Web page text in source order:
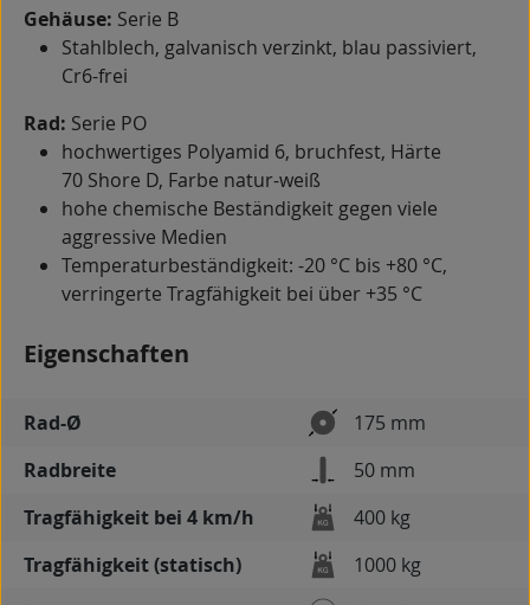
Gehäuse: Serie B
Stahlblech, galvanisch verzinkt, blau passiviert,
Cr6-frei
Rad: Serie PO
hochwertiges Polyamid 6, bruchfest, Härte
70 Shore D, Farbe natur-weiß
hohe chemische Beständigkeit gegen viele
aggressive Medien
Temperaturbeständigkeit: -20 °C bis +80 °C,
verringerte Tragfähigkeit bei über +35 °C
Eigenschaften
Rad-Ø
175 mm
Radbreite
50 mm
Tragfähigkeit bei 4 km/h
400 kg
Tragfähigkeit (statisch)
1000 kg